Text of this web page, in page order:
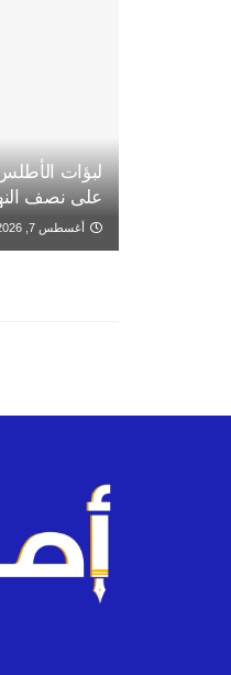
لبؤات
على نصف
أغسطس 7, 2026